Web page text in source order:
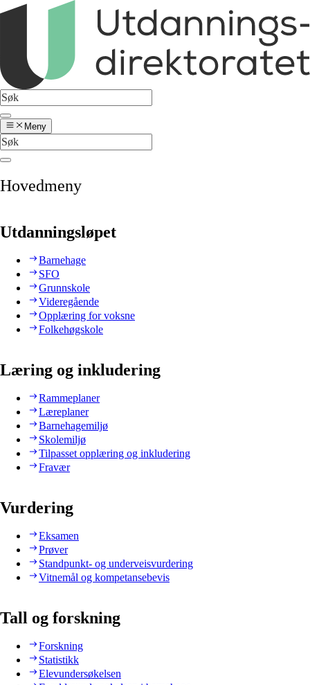
Meny
Hovedmeny
Utdanningsløpet
Barnehage
SFO
Grunnskole
Videregående
Opplæring for voksne
Folkehøgskole
Læring og inkludering
Rammeplaner
Læreplaner
Barnehagemiljø
Skolemiljø
Tilpasset opplæring og inkludering
Fravær
Vurdering
Eksamen
Prøver
Standpunkt- og underveisvurdering
Vitnemål og kompetansebevis
Tall og forskning
Forskning
Statistikk
Elevundersøkelsen